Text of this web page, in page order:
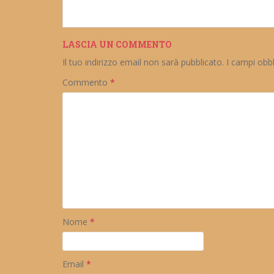
LASCIA UN COMMENTO
Il tuo indirizzo email non sarà pubblicato. I campi
Commento *
Nome *
Email *